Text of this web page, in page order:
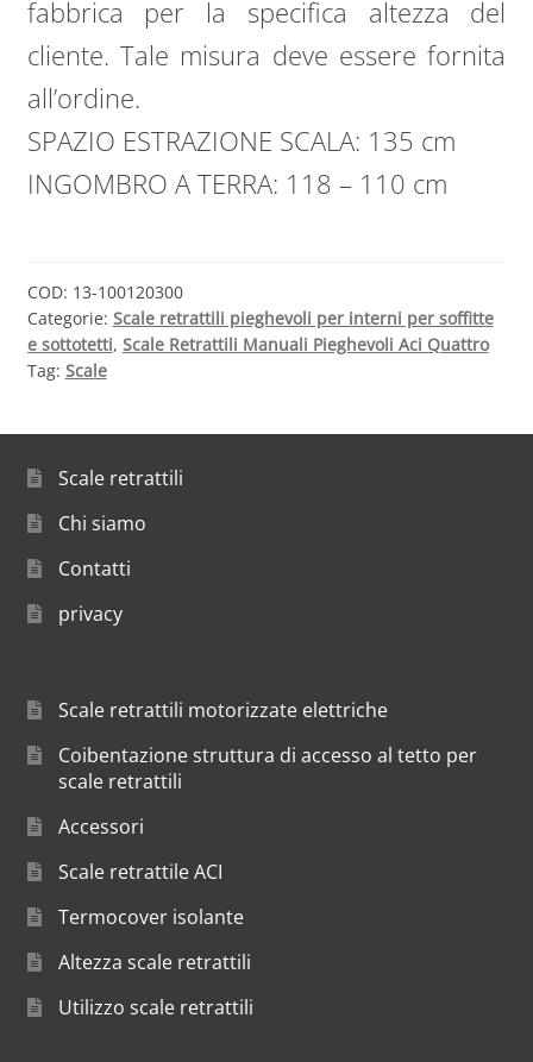
fabbrica per la specifica altezza del
cliente. Tale misura deve essere fornita
all’ordine.
SPAZIO ESTRAZIONE SCALA: 135 cm
INGOMBRO A TERRA: 118 – 110 cm
COD: 13-100120300
Categorie: Scale retrattili pieghevoli per interni per soffitte
e sottotetti, Scale Retrattili Manuali Pieghevoli Aci Quattro
Tag: Scale
Scale retrattili
Chi siamo
Contatti
privacy
Scale retrattili motorizzate elettriche
Coibentazione struttura di accesso al tetto per
scale retrattili
Accessori
Scale retrattile ACI
Termocover isolante
Altezza scale retrattili
Utilizzo scale retrattili